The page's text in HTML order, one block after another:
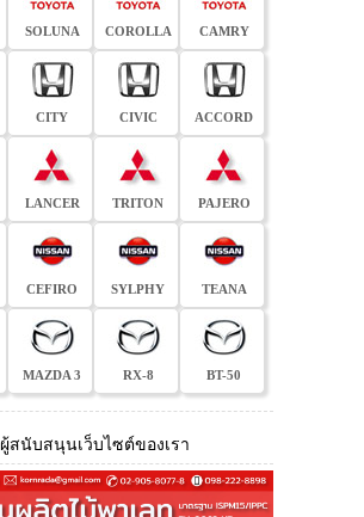
SOLUNA COROLLA CAMRY
CITY CIVIC ACCORD
LANCER TRITON PAJERO
CEFIRO SYLPHY TEANA
MAZDA 3 RX-8 BT-50
ผู้สนับสนุนเว็บไซต์ของเรา